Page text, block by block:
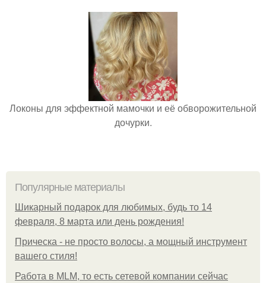
Локоны для эффектной мамочки и её обворожительной
дочурки.
Популярные материалы
Шикарный подарок для любимых, будь то 14
февраля, 8 марта или день рождения!
Прическа - не просто волосы, а мощный инструмент
вашего стиля!
Работа в MLM, то есть сетевой компании сейчас